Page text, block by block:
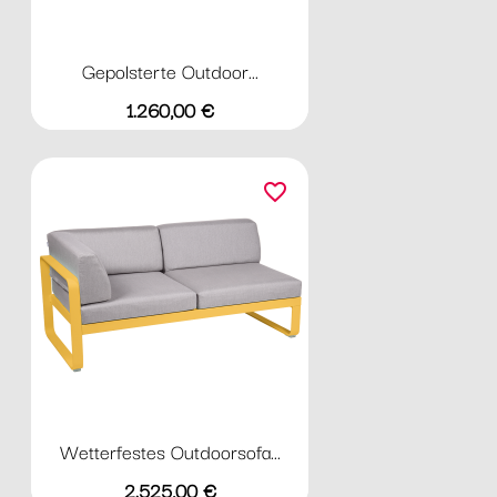
Gepolsterte Outdoor...
Preis
1.260,00 €
Wetterfestes Outdoorsofa...
Preis
2.525,00 €
favorite_border